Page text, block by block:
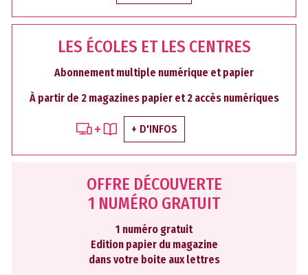
LES ÉCOLES ET LES CENTRES
Abonnement multiple numérique et papier
À partir de 2 magazines papier et 2 accès numériques
+ D'INFOS
OFFRE DÉCOUVERTE
1 NUMÉRO GRATUIT
1 numéro gratuit
Edition papier du magazine
dans votre boite aux lettres